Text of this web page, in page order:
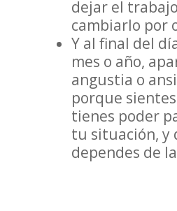
dejar el
cambiarlo por
Y al final del
mes o año,
angustia o
porque
tienes poder
tu situación, y
dependes de